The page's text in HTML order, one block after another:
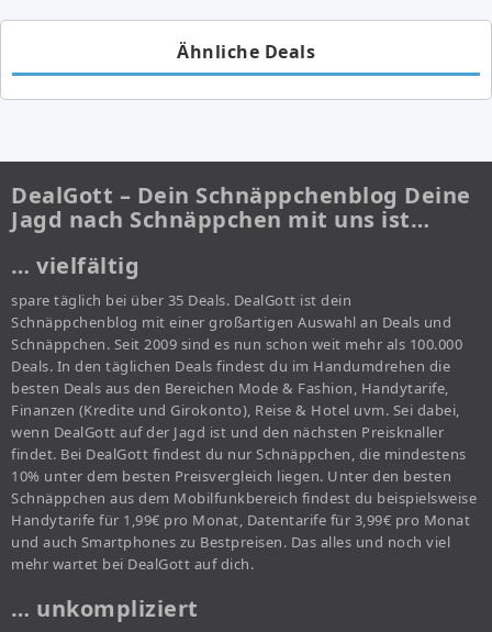
Ähnliche Deals
DealGott – Dein Schnäppchenblog Deine
Jagd nach Schnäppchen mit uns ist…
… vielfältig
spare täglich bei über 35 Deals. DealGott ist dein
Schnäppchenblog mit einer großartigen Auswahl an Deals und
Schnäppchen. Seit 2009 sind es nun schon weit mehr als 100.000
Deals. In den täglichen Deals findest du im Handumdrehen die
besten Deals aus den Bereichen Mode & Fashion, Handytarife,
Finanzen (Kredite und Girokonto), Reise & Hotel uvm. Sei dabei,
wenn DealGott auf der Jagd ist und den nächsten Preisknaller
findet. Bei DealGott findest du nur Schnäppchen, die mindestens
10% unter dem besten Preisvergleich liegen. Unter den besten
Schnäppchen aus dem Mobilfunkbereich findest du beispielsweise
Handytarife für 1,99€ pro Monat, Datentarife für 3,99€ pro Monat
und auch Smartphones zu Bestpreisen. Das alles und noch viel
mehr wartet bei DealGott auf dich.
… unkompliziert